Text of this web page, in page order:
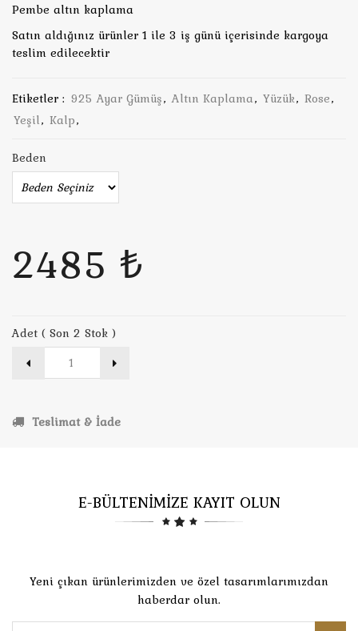
Pembe altın kaplama
Satın aldığınız ürünler 1 ile 3 iş günü içerisinde kargoya
teslim edilecektir
Etiketler : 925 Ayar Gümüş, Altın Kaplama, Yüzük, Rose,
Yeşil, Kalp,
Beden
2485 ₺
Adet ( Son 2 Stok )
Teslimat & İade
E-BÜLTENİMİZE KAYIT OLUN
Yeni çıkan ürünlerimizden ve özel tasarımlarımızdan
haberdar olun.